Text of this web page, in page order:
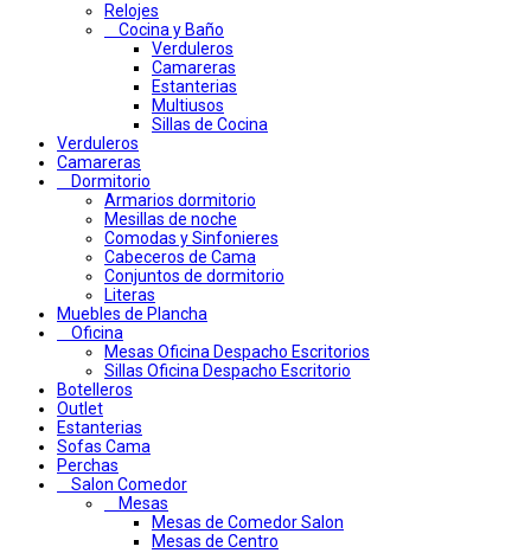
Relojes
Cocina y Baño
Verduleros
Camareras
Estanterias
Multiusos
Sillas de Cocina
Verduleros
Camareras
Dormitorio
Armarios dormitorio
Mesillas de noche
Comodas y Sinfonieres
Cabeceros de Cama
Conjuntos de dormitorio
Literas
Muebles de Plancha
Oficina
Mesas Oficina Despacho Escritorios
Sillas Oficina Despacho Escritorio
Botelleros
Outlet
Estanterias
Sofas Cama
Perchas
Salon Comedor
Mesas
Mesas de Comedor Salon
Mesas de Centro